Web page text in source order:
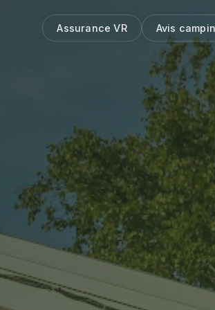
Assurance VR Avis